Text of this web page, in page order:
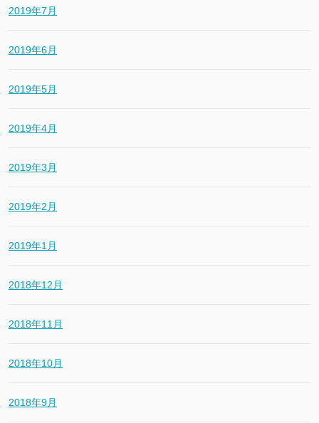
2019年7月
2019年6月
2019年5月
2019年4月
2019年3月
2019年2月
2019年1月
2018年12月
2018年11月
2018年10月
2018年9月